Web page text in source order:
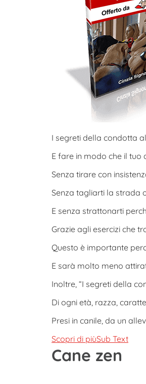
I segreti della condotta
E fare in modo che il
Senza tirare con
Senza tagliarti la strada
E senza strattonarti
Grazie agli esercizi che
Questo è importante
E sarà molto meno
Inoltre, “I segreti della
Di ogni età, razza,
Presi in canile, da un
Scopri di piùSub Text
Cane zen